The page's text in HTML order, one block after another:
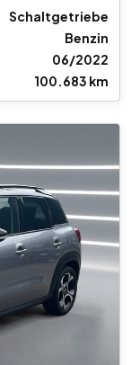
Schaltgetriebe
Benzin
06/2022
100.683 km